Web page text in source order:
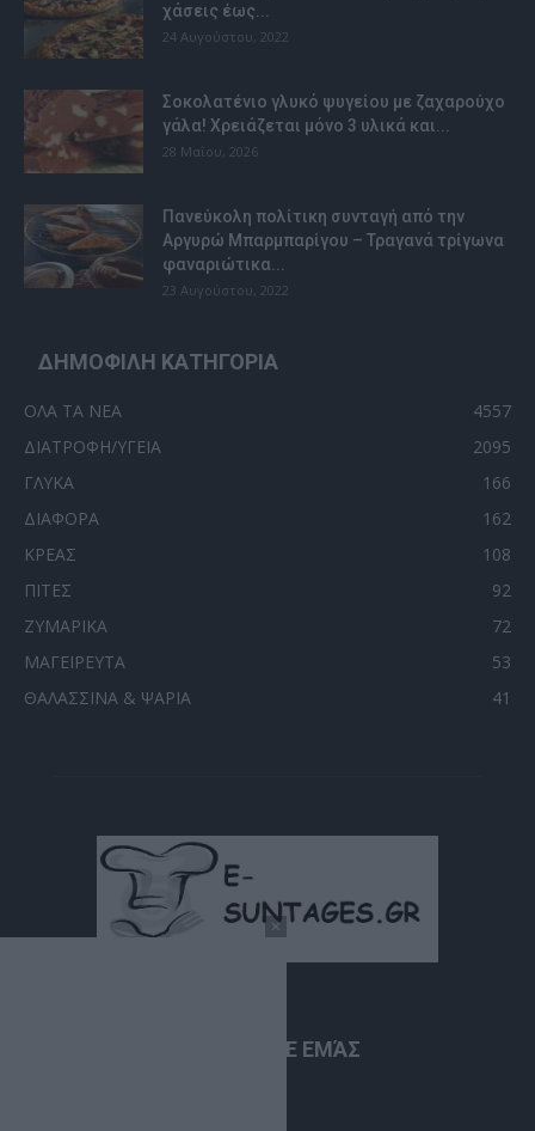
χάσεις έως...
24 Αυγούστου, 2022
Σοκολατένιο γλυκό ψυγείου με ζαχαρούχο
γάλα! Χρειάζεται μόνο 3 υλικά και...
28 Μαΐου, 2026
Πανεύκολη πολίτικη συνταγή από την
Αργυρώ Μπαρμπαρίγου – Τραγανά τρίγωνα
φαναριώτικα...
23 Αυγούστου, 2022
ΔΗΜΟΦΙΛΗ ΚΑΤΗΓΟΡΙΑ
ΟΛΑ ΤΑ ΝΕΑ
4557
ΔΙΑΤΡΟΦΗ/ΥΓΕΙΑ
2095
ΓΛΥΚΑ
166
ΔΙΑΦΟΡΑ
162
ΚΡΕΑΣ
108
ΠΙΤΕΣ
92
ΖΥΜΑΡΙΚΑ
72
ΜΑΓΕΙΡΕΥΤΑ
53
ΘΑΛΑΣΣΙΝΑ & ΨΑΡΙΑ
41
ΣΧΕΤΙΚΆ ΜΕ ΕΜΆΣ